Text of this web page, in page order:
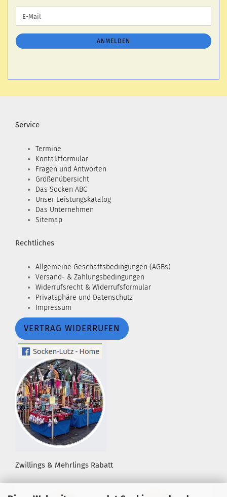
ZUR
ANMELDUNG
E-
Mail
ANMELDEN
Service
Termine
Kontaktformular
Fragen und Antworten
Größenübersicht
Das Socken ABC
Unser Leistungskatalog
Das Unternehmen
Sitemap
Rechtliches
Allgemeine Geschäftsbedingungen (AGBs)
Versand- & Zahlungsbedingungen
Widerrufsrecht & Widerrufsformular
Privatsphäre und Datenschutz
Impressum
VERTRAG WIDERRUFEN
Zwillings & Mehrlings Rabatt